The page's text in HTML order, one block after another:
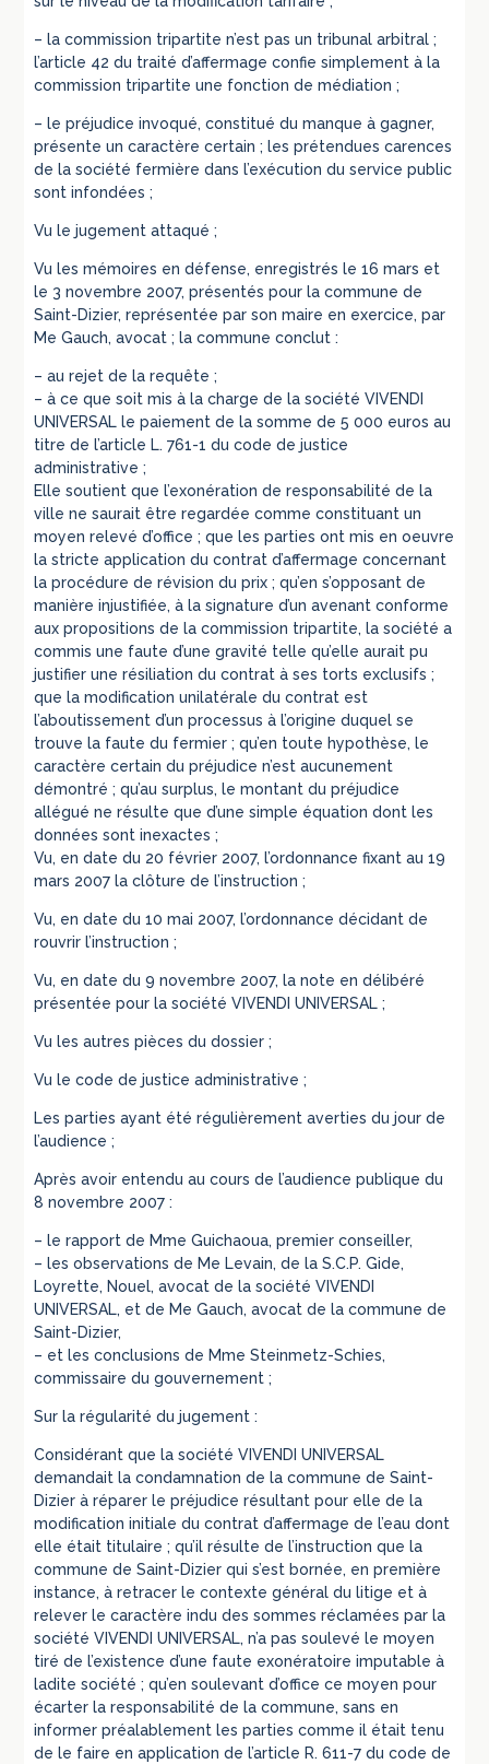
– la commission tripartite n’est pas un tribunal arbitral ;
l’article 42 du traité d’affermage confie simplement à la
commission tripartite une fonction de médiation ;
– le préjudice invoqué, constitué du manque à gagner,
présente un caractère certain ; les prétendues carences
de la société fermière dans l’exécution du service public
sont infondées ;
Vu le jugement attaqué ;
Vu les mémoires en défense, enregistrés le 16 mars et
le 3 novembre 2007, présentés pour la commune de
Saint-Dizier, représentée par son maire en exercice, par
Me Gauch, avocat ; la commune conclut :
– au rejet de la requête ;
– à ce que soit mis à la charge de la société VIVENDI
UNIVERSAL le paiement de la somme de 5 000 euros au
titre de l’article L. 761-1 du code de justice
administrative ;
Elle soutient que l’exonération de responsabilité de la
ville ne saurait être regardée comme constituant un
moyen relevé d’office ; que les parties ont mis en oeuvre
la stricte application du contrat d’affermage concernant
la procédure de révision du prix ; qu’en s’opposant de
manière injustifiée, à la signature d’un avenant conforme
aux propositions de la commission tripartite, la société a
commis une faute d’une gravité telle qu’elle aurait pu
justifier une résiliation du contrat à ses torts exclusifs ;
que la modification unilatérale du contrat est
l’aboutissement d’un processus à l’origine duquel se
trouve la faute du fermier ; qu’en toute hypothèse, le
caractère certain du préjudice n’est aucunement
démontré ; qu’au surplus, le montant du préjudice
allégué ne résulte que d’une simple équation dont les
données sont inexactes ;
Vu, en date du 20 février 2007, l’ordonnance fixant au 19
mars 2007 la clôture de l’instruction ;
Vu, en date du 10 mai 2007, l’ordonnance décidant de
rouvrir l’instruction ;
Vu, en date du 9 novembre 2007, la note en délibéré
présentée pour la société VIVENDI UNIVERSAL ;
Vu les autres pièces du dossier ;
Vu le code de justice administrative ;
Les parties ayant été régulièrement averties du jour de
l’audience ;
Après avoir entendu au cours de l’audience publique du
8 novembre 2007 :
– le rapport de Mme Guichaoua, premier conseiller,
– les observations de Me Levain, de la S.C.P. Gide,
Loyrette, Nouel, avocat de la société VIVENDI
UNIVERSAL, et de Me Gauch, avocat de la commune de
Saint-Dizier,
– et les conclusions de Mme Steinmetz-Schies,
commissaire du gouvernement ;
Sur la régularité du jugement :
Considérant que la société VIVENDI UNIVERSAL
demandait la condamnation de la commune de Saint-
Dizier à réparer le préjudice résultant pour elle de la
modification initiale du contrat d’affermage de l’eau dont
elle était titulaire ; qu’il résulte de l’instruction que la
commune de Saint-Dizier qui s’est bornée, en première
instance, à retracer le contexte général du litige et à
relever le caractère indu des sommes réclamées par la
société VIVENDI UNIVERSAL, n’a pas soulevé le moyen
tiré de l’existence d’une faute exonératoire imputable à
ladite société ; qu’en soulevant d’office ce moyen pour
écarter la responsabilité de la commune, sans en
informer préalablement les parties comme il était tenu
de le faire en application de l’article R. 611-7 du code de